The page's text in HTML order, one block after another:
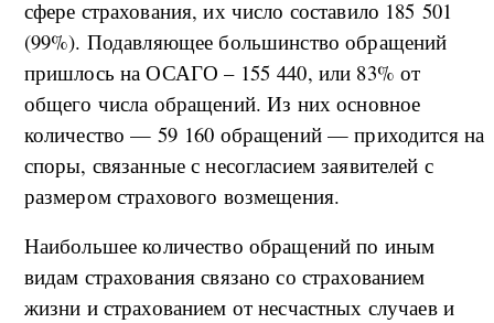
сфере страхования, их число составило 185 501
(99%). Подавляющее большинство обращений
пришлось на ОСАГО – 155 440, или 83% от
общего числа обращений. Из них основное
количество — 59 160 обращений — приходится на
споры, связанные с несогласием заявителей с
размером страхового возмещения.
Наибольшее количество обращений по иным
видам страхования связано со страхованием
жизни и страхованием от несчастных случаев и